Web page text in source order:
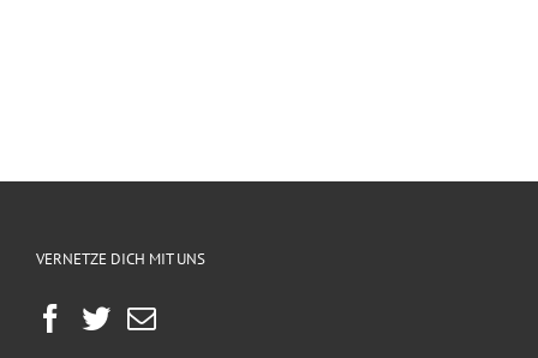
VERNETZE DICH MIT UNS